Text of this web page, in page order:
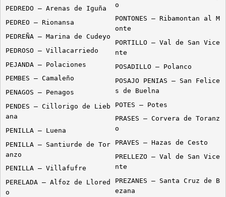
PEDREDO – Arenas de Iguña
PEDREO – Rionansa
PEDREÑA – Marina de Cudeyo
PEDROSO – Villacarriedo
PEJANDA – Polaciones
PEMBES – Camaleño
PENAGOS – Penagos
PENDES – Cillorigo de Lieb
ana
PENILLA – Luena
PENILLA – Santiurde de Tor
anzo
PENILLA – Villafufre
PERELADA – Alfoz de Llored
o
o
PONTONES – Ribamontan al M
onte
PORTILLO – Val de San Vice
nte
POSADILLO – Polanco
POSAJO PENIAS – San Felice
s de Buelna
POTES – Potes
PRASES – Corvera de Toranz
o
PRAVES – Hazas de Cesto
PRELLEZO – Val de San Vice
nte
PREZANES – Santa Cruz de B
ezana